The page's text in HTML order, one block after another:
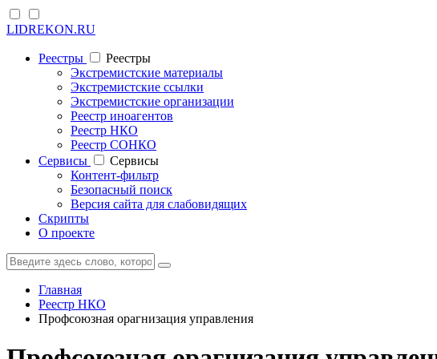
LIDREKON.RU
Реестры
Реестры
Экстремистские материалы
Экстремистские ссылки
Экстремистские организации
Реестр иноагентов
Реестр НКО
Реестр СОНКО
Cервисы
Cервисы
Контент-фильтр
Безопасный поиск
Версия сайта для слабовидящих
Скрипты
О проекте
Главная
Реестр НКО
Профсоюзная орагнизация управления